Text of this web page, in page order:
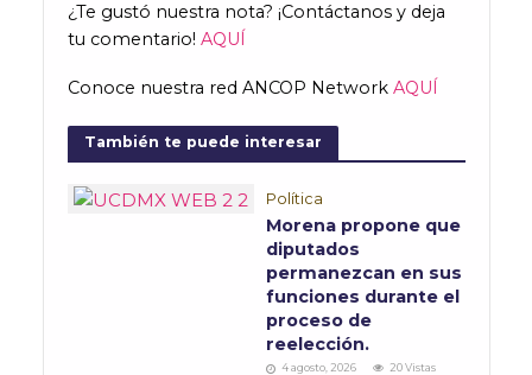
¿Te gustó nuestra nota? ¡Contáctanos y deja
tu comentario! AQUÍ
Conoce nuestra red ANCOP Network AQUÍ
También te puede interesar
Política
Morena propone que
diputados
permanezcan en sus
funciones durante el
proceso de
reelección.
4 agosto, 2026
20 Vistas